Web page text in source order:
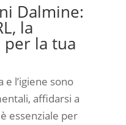
Dalmine:
la
la tua
e l’igiene sono
affidarsi a
essenziale per